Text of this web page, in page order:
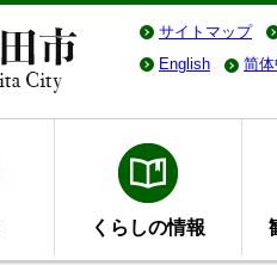
サイトマップ
English
简
くらしの情報